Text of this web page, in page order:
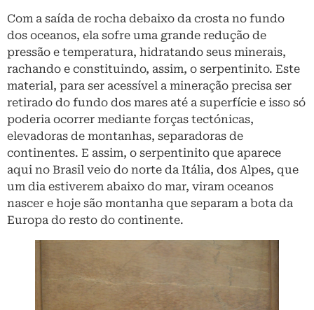
Com a saída de rocha debaixo da crosta no fundo
dos oceanos, ela sofre uma grande redução de
pressão e temperatura, hidratando seus minerais,
rachando e constituindo, assim, o serpentinito. Este
material, para ser acessível a mineração precisa ser
retirado do fundo dos mares até a superfície e isso só
poderia ocorrer mediante forças tectónicas,
elevadoras de montanhas, separadoras de
continentes. E assim, o serpentinito que aparece
aqui no Brasil veio do norte da Itália, dos Alpes, que
um dia estiverem abaixo do mar, viram oceanos
nascer e hoje são montanha que separam a bota da
Europa do resto do continente.